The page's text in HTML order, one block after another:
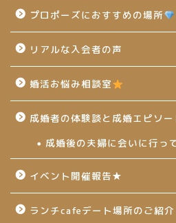
プロポーズにおすすめの場所
リアルな入会者の声
婚活お悩み相談室
成婚者の体験談と成婚エピソー
成婚後の夫婦に会いに行っ
イベント開催報告★
ランチcafeデート場所のご紹介